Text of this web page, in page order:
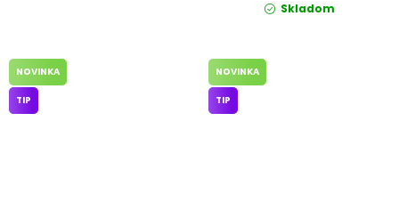
Skladom
NOVINKA
TIP
NOVINKA
TIP